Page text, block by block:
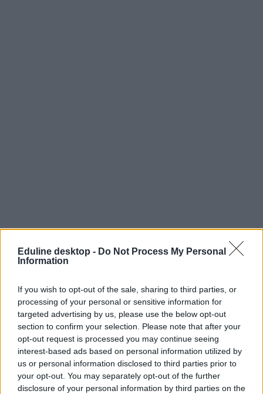
Eduline desktop - Do Not Process My Personal
Information
If you wish to opt-out of the sale, sharing to third parties, or
processing of your personal or sensitive information for
targeted advertising by us, please use the below opt-out
section to confirm your selection. Please note that after your
opt-out request is processed you may continue seeing
interest-based ads based on personal information utilized by
us or personal information disclosed to third parties prior to
your opt-out. You may separately opt-out of the further
disclosure of your personal information by third parties on the
sajátos nevelési igényű diák
sni